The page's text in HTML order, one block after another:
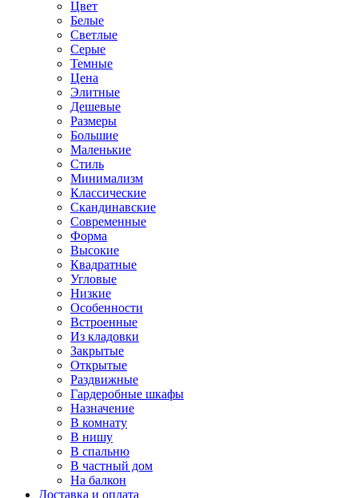
Цвет
Белые
Светлые
Серые
Темные
Цена
Элитные
Дешевые
Размеры
Большие
Маленькие
Стиль
Минимализм
Классические
Скандинавские
Современные
Форма
Высокие
Квадратные
Угловые
Низкие
Особенности
Встроенные
Из кладовки
Закрытые
Открытые
Раздвижные
Гардеробные шкафы
Назначение
В комнату
В нишу
В спальню
В частный дом
На балкон
Доставка и оплата